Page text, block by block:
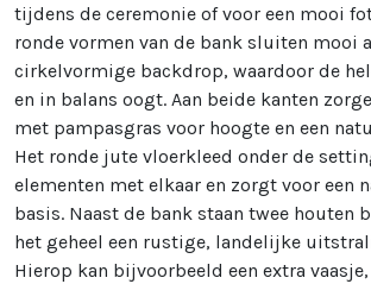
tijdens de ceremonie of voor een mooi
ronde vormen van de bank sluiten mooi
cirkelvormige backdrop, waardoor de
en in balans oogt. Aan beide kanten
met pampasgras voor hoogte en een
Het ronde jute vloerkleed onder de
elementen met elkaar en zorgt voor een
basis. Naast de bank staan twee houten
het geheel een rustige, landelijke
Hierop kan bijvoorbeeld een extra